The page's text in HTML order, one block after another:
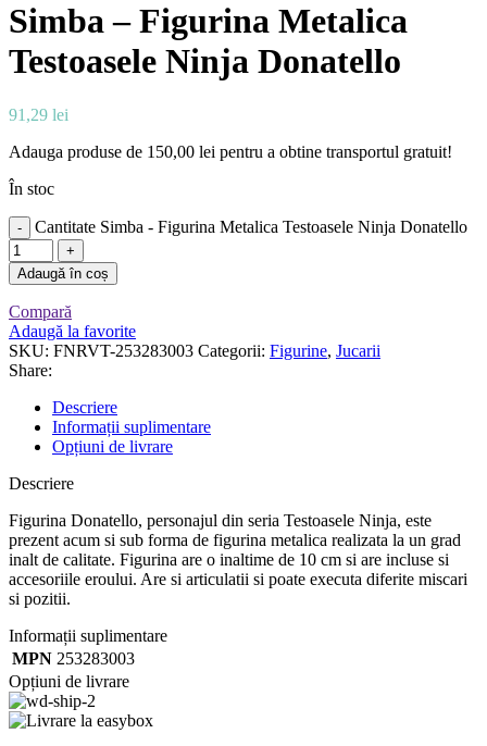
Simba – Figurina Metalica
Testoasele Ninja Donatello
91,29 lei
Adauga produse de 150,00 lei pentru a obtine transportul gratuit!
În stoc
Cantitate Simba - Figurina Metalica Testoasele Ninja Donatello
Adaugă în coș
Compară
Adaugă la favorite
SKU: FNRVT-253283003 Categorii: Figurine, Jucarii
Share:
Descriere
Informații suplimentare
Opțiuni de livrare
Descriere
Figurina Donatello, personajul din seria Testoasele Ninja, este
prezent acum si sub forma de figurina metalica realizata la un grad
inalt de calitate. Figurina are o inaltime de 10 cm si are incluse si
accesoriile eroului. Are si articulatii si poate executa diferite miscari
si pozitii.
Informații suplimentare
MPN 253283003
Opțiuni de livrare